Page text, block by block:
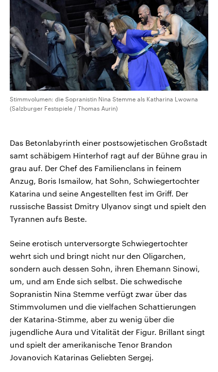
Stimmvolumen: die Sopranistin Nina Stemme als Katharina Lwowna
(Salzburger Festspiele / Thomas Aurin)
Das Betonlabyrinth einer postsowjetischen Großstadt
samt schäbigem Hinterhof ragt auf der Bühne grau in
grau auf. Der Chef des Familienclans in feinem
Anzug, Boris Ismailow, hat Sohn, Schwiegertochter
Katarina und seine Angestellten fest im Griff. Der
russische Bassist Dmitry Ulyanov singt und spielt den
Tyrannen aufs Beste.
Seine erotisch unterversorgte Schwiegertochter
wehrt sich und bringt nicht nur den Oligarchen,
sondern auch dessen Sohn, ihren Ehemann Sinowi,
um, und am Ende sich selbst. Die schwedische
Sopranistin Nina Stemme verfügt zwar über das
Stimmvolumen und die vielfachen Schattierungen
der Katarina-Stimme, aber zu wenig über die
jugendliche Aura und Vitalität der Figur. Brillant singt
und spielt der amerikanische Tenor Brandon
Jovanovich Katarinas Geliebten Sergej.